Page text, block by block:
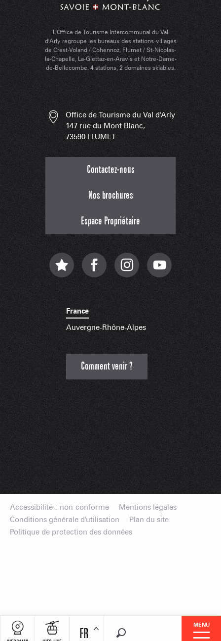
MENU
FR
L'Office de Tourisme Intercommunal du Val
d'Arly regroupe les bureaux des stations-villages
de Crest-Voland / Cohennoz, Flumet / St-Nicolas-
la-Chapelle, La-Giettaz-en-Aravis et Notre-Dame-
de-Bellecombe. 4 stations, 2 domaines skiables.
Office de Tourisme du Val d'Arly
147 rue du Mont Blanc,
73590 FLUMET
Contactez-nous
Nos brochures
Espace Propriétaire
France
Auvergne-Rhône-Alpes
Comment venir ?
Accessibilité : non-conforme
Mentions légales
Conditions générale d'utilisation
Plan du site
Politique de protection des données